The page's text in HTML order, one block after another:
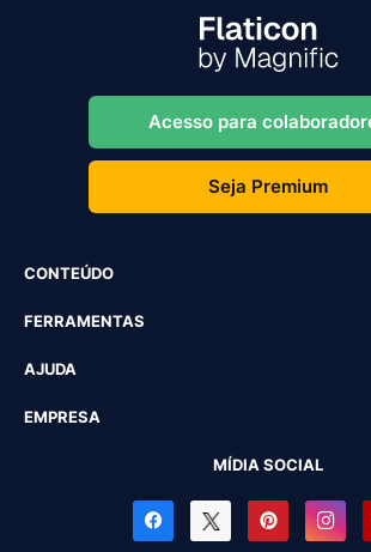
Acesso para
Seja Premium
CONTEÚDO
FERRAMENTAS
AJUDA
EMPRESA
MÍDIA SOCIAL